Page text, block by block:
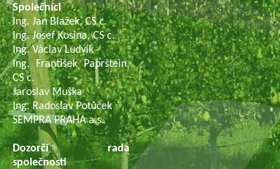
Společníci
Ing. Jan Blažek, CS c.
Ing. Josef Kosina, CS c.
Ing. Václav Ludvík
Ing. František Paprštein,
CS c.
Jaroslav Muška
Ing. Radoslav Potůček
SEMPRA PRAHA a.s.
Dozorčí rada
společnosti